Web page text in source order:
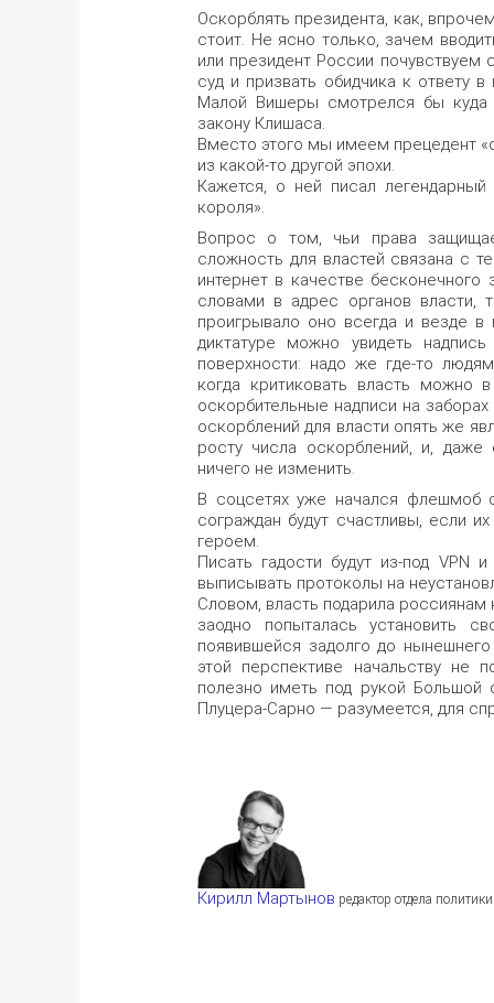
Оскорблять президента, как,
стоит. Не ясно только, зачем
или президент России
суд и призвать обидчика к ответу
Малой Вишеры смотрелся бы
закону Клишаса.
Вместо этого мы имеем прецедент
из какой-то другой эпохи.
Кажется, о ней писал
короля».
Вопрос о том, чьи права
сложность для властей связана с
интернет в качестве
словами в адрес органов власти,
проигрывало оно всегда и везде
диктатуре можно увидеть
поверхности: надо же где-то
когда критиковать власть можно
оскорбительные надписи на
оскорблений для власти опять же
росту числа оскорблений, и,
ничего не изменить.
В соцсетях уже начался флешмоб
сограждан будут счастливы, если
героем.
Писать гадости будут из-под
выписывать протоколы на
Словом, власть подарила
заодно попыталась установить
появившейся задолго до
этой перспективе начальству не
полезно иметь под рукой Большой
Плуцера-Сарно — разумеется, для
Кирилл Мартынов редактор отдела политики